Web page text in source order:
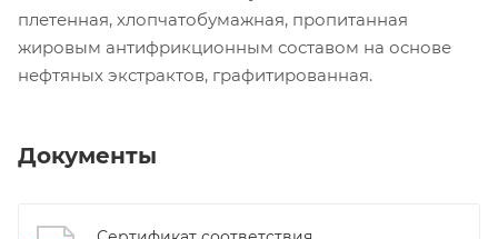
плетенная, хлопчатобумажная, пропитанная
жировым антифрикционным составом на основе
нефтяных экстрактов, графитированная.
Документы